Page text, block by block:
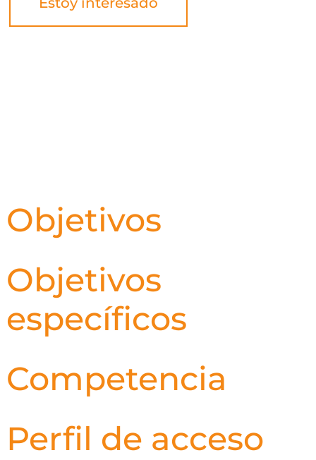
Objetivos
Objetivos
específicos
Competencia
Perfil de acceso